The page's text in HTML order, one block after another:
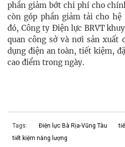
phần giảm bớt chi phí cho
còn góp phần giảm tải cho hệ
đó, Công ty Điện lực BRVT
quan công sở và nơi sản xuất
dụng điện an toàn, tiết kiệm,
cao điểm trong ngày.
Tags: Điện lực Bà Rịa-Vũng Tàu
tiết kiệm năng lượng